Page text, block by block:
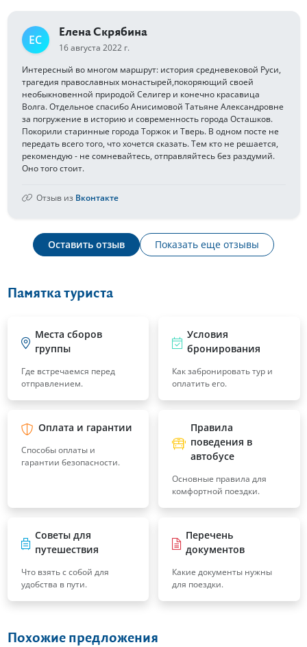
ЕС
Елена Скрябина
16 августа 2022 г.
Интересный во многом маршрут: история средневековой Руси,
трагедия православных монастырей,покоряющий своей
необыкновенной природой Селигер и конечно красавица
Волга. Отдельное спасибо Анисимовой Татьяне Александровне
за погружение в историю и современность города Осташков.
Покорили старинные города Торжок и Тверь. В одном посте не
передать всего того, что хочется сказать. Тем кто не решается,
рекомендую - не сомневайтесь, отправляйтесь без раздумий.
Оно того стоит.
Отзыв из Вконтакте
Оставить отзыв Показать еще отзывы
Памятка туриста
Места сборов
группы
Где встречаемся перед
отправлением.
Условия
бронирования
Как забронировать тур и
оплатить его.
Оплата и гарантии
Способы оплаты и
гарантии безопасности.
Правила
поведения в
автобусе
Основные правила для
комфортной поездки.
Советы для
путешествия
Что взять с собой для
удобства в пути.
Перечень
документов
Какие документы нужны
для поездки.
Похожие предложения